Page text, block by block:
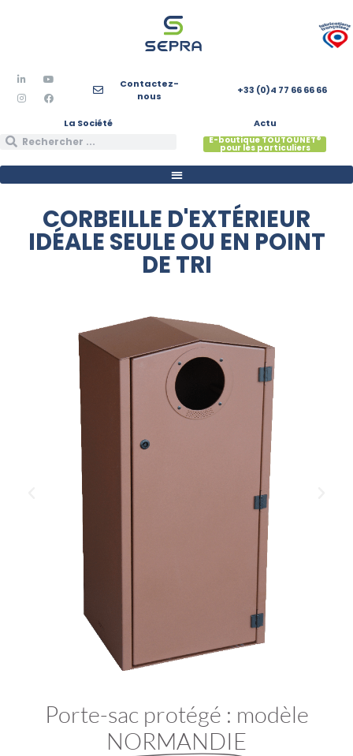
Contactez-
nous
+33 (0)4 77 66 66 66
La Société Actu
E-boutique TOUTOUNET®
pour les particuliers
CORBEILLE D'EXTÉRIEUR
IDÉALE SEULE OU EN POINT
DE TRI
Porte-sac protégé : modèle
NORMANDIE